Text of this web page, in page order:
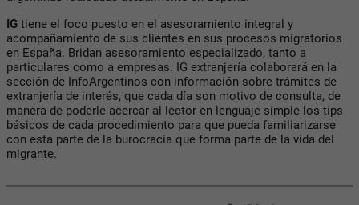
IG tiene el foco puesto en el asesoramiento integral y
acompañamiento de sus clientes en sus procesos migratorios
en España. Bridan asesoramiento especializado, tanto a
particulares como a empresas. IG extranjería colaborará en la
sección de InfoArgentinos con información sobre trámites de
extranjería de interés, que cada día son motivo de consulta, de
manera de poderle acercar al lector en lenguaje simple los tips
básicos de cada procedimiento para que pueda familiarizarse
con esta parte de la burocracia que forma parte de la vida del
migrante.